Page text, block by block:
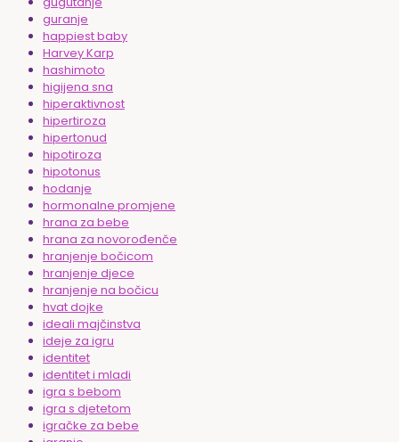
guranje
happiest baby
Harvey Karp
hashimoto
higijena sna
hiperaktivnost
hipertiroza
hipertonud
hipotiroza
hipotonus
hodanje
hormonalne promjene
hrana za bebe
hrana za novorođenče
hranjenje bočicom
hranjenje djece
hranjenje na bočicu
hvat dojke
ideali majčinstva
ideje za igru
identitet
identitet i mladi
igra s bebom
igra s djetetom
igračke za bebe